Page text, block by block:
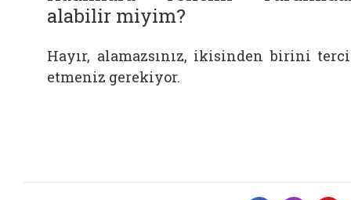
alabilir miyim?
Hayır, alamazsınız, ikisinden birini
etmeniz gerekiyor.